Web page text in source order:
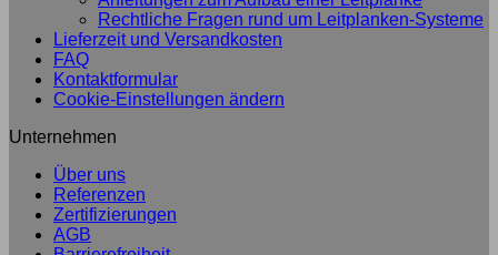
Rechtliche Fragen rund um Leitplanken-Systeme
Lieferzeit und Versandkosten
FAQ
Kontaktformular
Cookie-Einstellungen ändern
Unternehmen
Über uns
Referenzen
Zertifizierungen
AGB